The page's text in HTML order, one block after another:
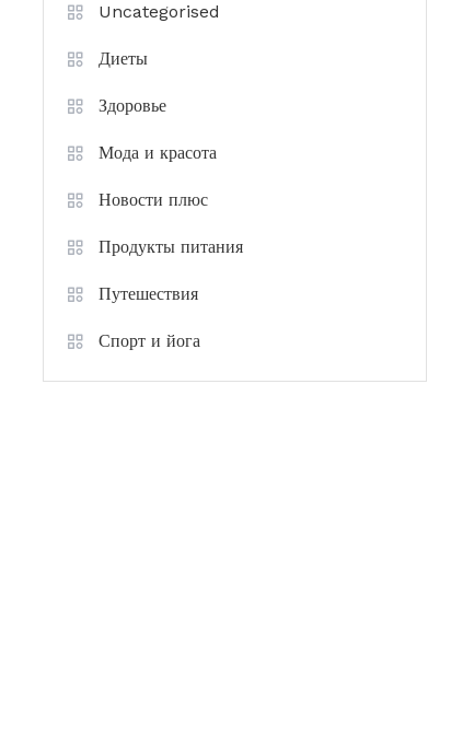
Uncategorised
Диеты
Здоровье
Мода и красота
Новости плюс
Продукты питания
Путешествия
Спорт и йога